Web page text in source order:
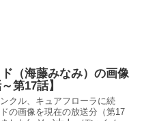
（海藤みなみ）の画像
第17話】
クル、キュアフローラに続
の画像を現在の放送分（第17